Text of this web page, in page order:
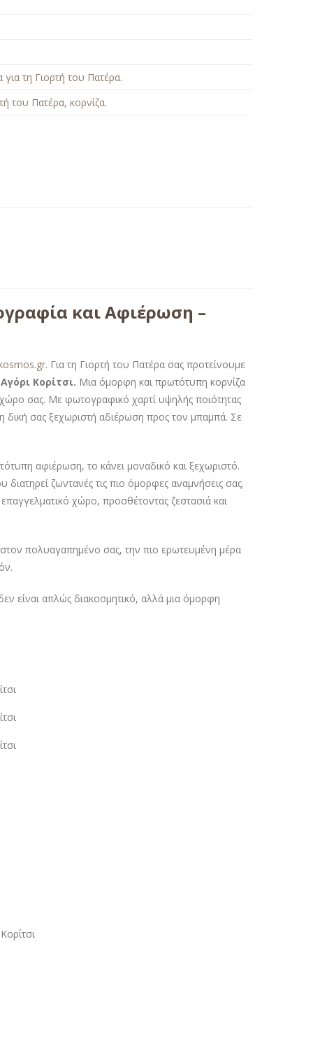
τη Γιορτή του Πατέρα.
του Πατέρα,κορνίζα.
και Αφιέρωση –
. Για τη Γιορτή του Πατέρα σας προτείνουμε
Κορίτσι. Μια όμορφη και πρωτότυπη κορνίζα
χώρο σας. Με φωτογραφικό χαρτί υψηλής ποιότητας
σας ξεχωριστή αδιέρωση προς τον μπαμπά. Σε
αφιέρωση, το κάνει μοναδικό και ξεχωριστό.
ζωντανές τις πιο όμορφες αναμνήσεις σας.
χώρο, προσθέτοντας ζεστασιά και
πολυαγαπημένο σας, την πιο ερωτευμένη μέρα
είναι απλώς διακοσμητικό, αλλά μια όμορφη